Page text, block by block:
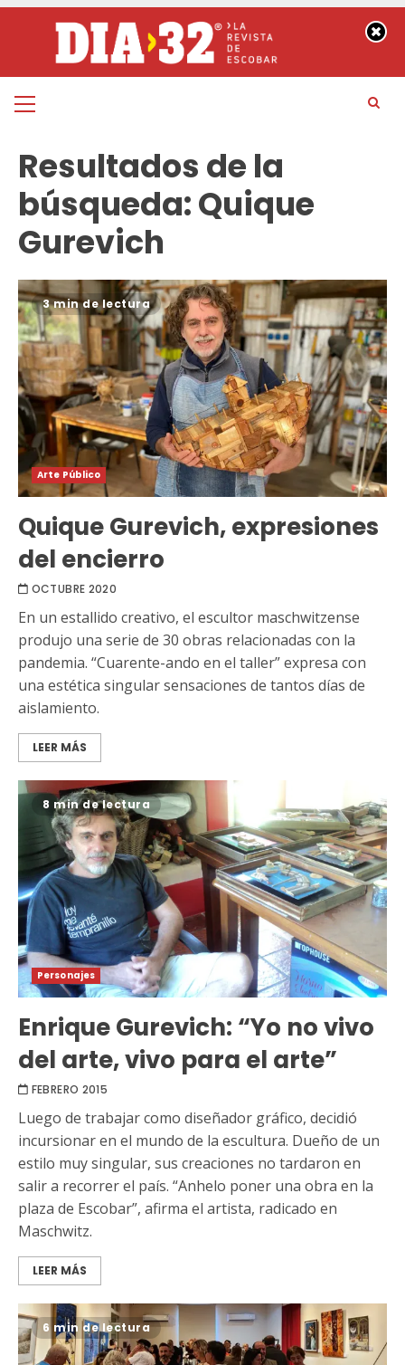
contenido
Menú
Resultados de la
búsqueda:Quique
Gurevich
3 min de lectura
Arte Público
Quique Gurevich, expresiones
del encierro
OCTUBRE 2020
En un estallido creativo, el escultor maschwitzense
produjo una serie de 30 obras relacionadas con la
pandemia. “Cuarente-ando en el taller” expresa con
una estética singular sensaciones de tantos días de
aislamiento.
LEER MÁS
8 min de lectura
Personajes
Enrique Gurevich: “Yo no vivo
del arte, vivo para el arte”
FEBRERO 2015
Luego de trabajar como diseñador gráfico, decidió
incursionar en el mundo de la escultura. Dueño de un
estilo muy singular, sus creaciones no tardaron en
salir a recorrer el país. “Anhelo poner una obra en la
plaza de Escobar”, afirma el artista, radicado en
Maschwitz.
LEER MÁS
6 min de lectura